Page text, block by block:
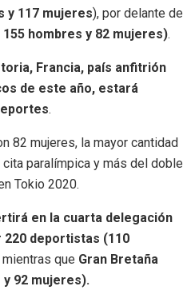
y 117 mujeres), por delante de
hombres y 82 mujeres).
Francia, país anfitrión
de este año, estará
.
82 mujeres, la mayor cantidad
cita paralímpica y más del doble
Tokio 2020.
en la cuarta delegación
deportistas (110
mientras que Gran Bretaña
92 mujeres).